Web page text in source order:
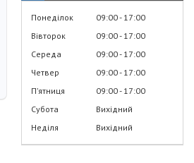
Понеділок 09:00 17:00
Вівторок
09:00 17:00
Середа
09:00 17:00
Четвер
09:00 17:00
Пʼятниця
09:00 17:00
Субота
Вихідний
Неділя
Вихідний